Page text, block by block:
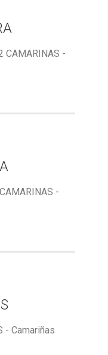
CAMARINAS -
-
- Camariñas